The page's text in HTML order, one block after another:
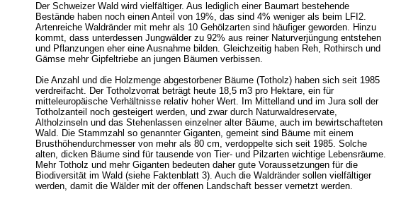
Der Schweizer Wald wird vielfältiger. Aus lediglich einer Baumart bestehende
Bestände haben noch einen Anteil von 19%, das sind 4% weniger als beim LFI2.
Artenreiche Waldränder mit mehr als 10 Gehölzarten sind häufiger geworden. Hinzu
kommt, dass unterdessen Jungwälder zu 92% aus reiner Naturverjüngung entstehen
und Pflanzungen eher eine Ausnahme bilden. Gleichzeitig haben Reh, Rothirsch und
Gämse mehr Gipfeltriebe an jungen Bäumen verbissen.
Die Anzahl und die Holzmenge abgestorbener Bäume (Totholz) haben sich seit 1985
verdreifacht. Der Totholzvorrat beträgt heute 18,5 m3 pro Hektare, ein für
mitteleuropäische Verhältnisse relativ hoher Wert. Im Mittelland und im Jura soll der
Totholzanteil noch gesteigert werden, und zwar durch Naturwaldreservate,
Altholzinseln und das Stehenlassen einzelner alter Bäume, auch im bewirtschafteten
Wald. Die Stammzahl so genannter Giganten, gemeint sind Bäume mit einem
Brusthöhendurchmesser von mehr als 80 cm, verdoppelte sich seit 1985. Solche
alten, dicken Bäume sind für tausende von Tier- und Pilzarten wichtige Lebensräume.
Mehr Totholz und mehr Giganten bedeuten daher gute Voraussetzungen für die
Biodiversität im Wald (siehe Faktenblatt 3). Auch die Waldränder sollen vielfältiger
werden, damit die Wälder mit der offenen Landschaft besser vernetzt werden.